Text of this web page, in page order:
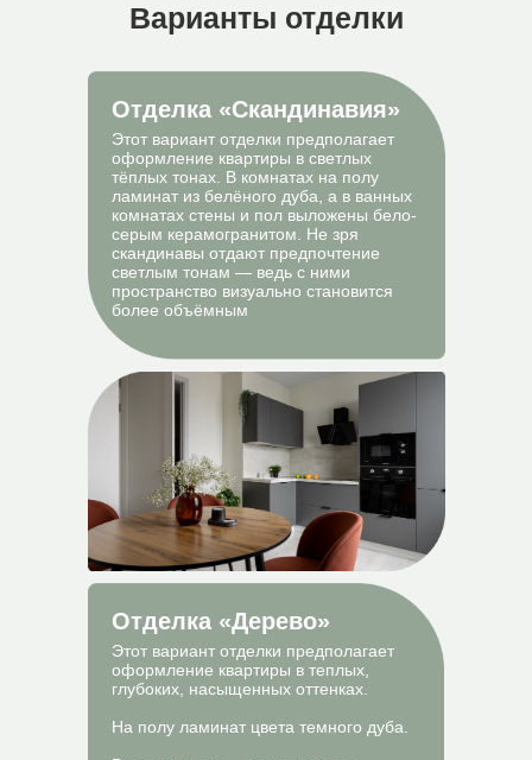
Отделка «Дерево»
Этот вариант отделки предполагает
оформление квартиры в теплых,
глубоких, насыщенных оттенках.
На полу ламинат цвета темного дуба.
Отделка «Скандинавия»
Этот вариант отделки предполагает
оформление квартиры в светлых
тёплых тонах. В комнатах на полу
ламинат из белёного дуба, а в ванных
комнатах стены и пол выложены бело-
серым керамогранитом. Не зря
скандинавы отдают предпочтение
светлым тонам — ведь с ними
пространство визуально становится
более объёмным
Варианты отделки